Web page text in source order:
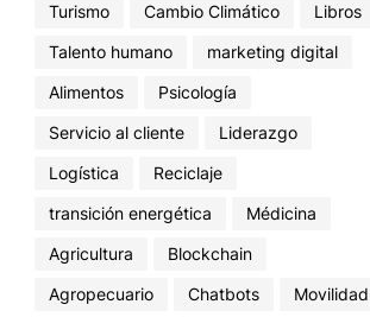
Turismo
Cambio Climático
Libros
Talento humano
marketing digital
Alimentos
Psicología
Servicio al cliente
Liderazgo
Logística
Reciclaje
transición energética
Médicina
Agricultura
Blockchain
Agropecuario
Chatbots
Movilidad